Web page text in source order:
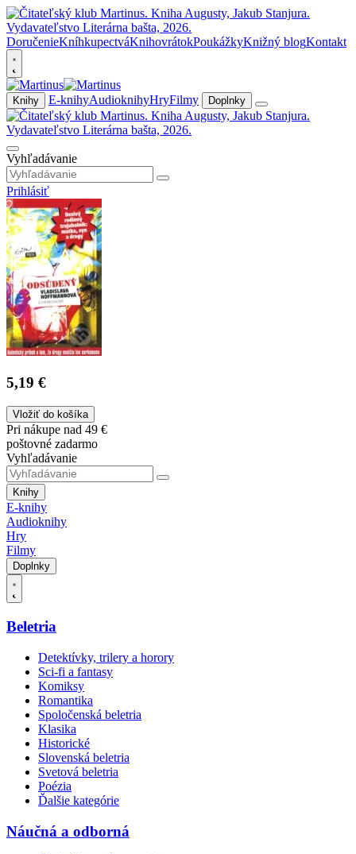
DoručenieKníhkupectváKnihovrátokPoukážkyKnižný blogKontakt
Knihy E-knihyAudioknihyHryFilmy Doplnky
Vyhľadávanie
Prihlásiť
5,19 €
Vložiť do košíka
Pri nákupe nad 49 €
poštovné zadarmo
Vyhľadávanie
Knihy
E-knihy
Audioknihy
Hry
Filmy
Doplnky
Beletria
Detektívky, trilery a horory
Sci-fi a fantasy
Komiksy
Romantika
Spoločenská beletria
Klasika
Historické
Slovenská beletria
Svetová beletria
Poézia
Ďalšie kategórie
Náučná a odborná